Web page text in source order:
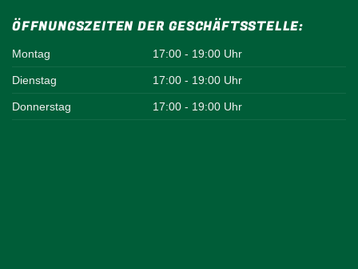
ÖFFNUNGSZEITEN DER GESCHÄFTSSTELLE:
Montag 17:00 - 19:00 Uhr
Dienstag 17:00 - 19:00 Uhr
Donnerstag 17:00 - 19:00 Uhr